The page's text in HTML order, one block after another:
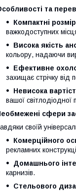
та
Компактні
важкодоступних
Висока якість
кольору, надаючи
Ефективне
захищає стрічку від
Невисока
вашої світлодіодної
сфери
своїй
Комерційного
рекламних
Домашнього
карнизів.
Стельового